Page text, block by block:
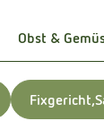
Obst &